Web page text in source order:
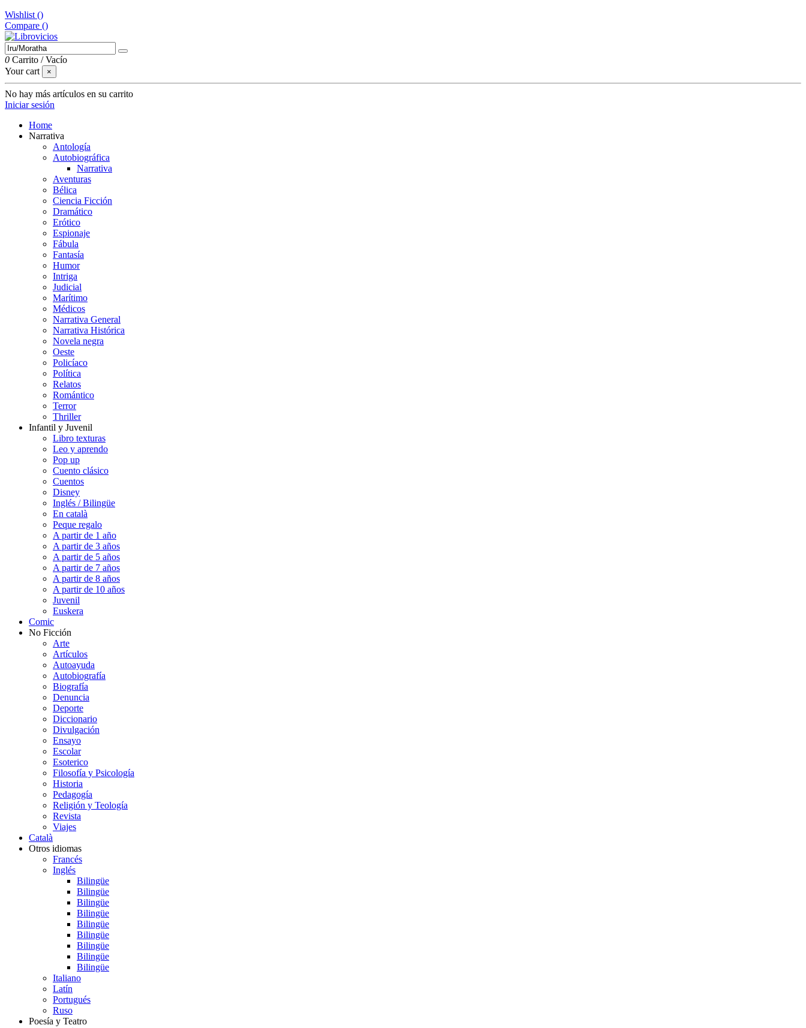
Wishlist ()
Compare ()
0 Carrito /Vacío
Your cart
×
No hay más artículos en su carrito
Iniciar sesión
Home
Narrativa
Antología
Autobiográfica
Narrativa
Aventuras
Bélica
Ciencia Ficción
Dramático
Erótico
Espionaje
Fábula
Fantasía
Humor
Intriga
Judicial
Marítimo
Médicos
Narrativa General
Narrativa Histórica
Novela negra
Oeste
Policíaco
Política
Relatos
Romántico
Terror
Thriller
Infantil y Juvenil
Libro texturas
Leo y aprendo
Pop up
Cuento clásico
Cuentos
Disney
Inglés / Bilingüe
En català
Peque regalo
A partir de 1 año
A partir de 3 años
A partir de 5 años
A partir de 7 años
A partir de 8 años
A partir de 10 años
Juvenil
Euskera
Comic
No Ficción
Arte
Artículos
Autoayuda
Autobiografía
Biografía
Denuncia
Deporte
Diccionario
Divulgación
Ensayo
Escolar
Esoterico
Filosofía y Psicología
Historia
Pedagogía
Religión y Teología
Revista
Viajes
Català
Otros idiomas
Francés
Inglés
Bilingüe
Bilingüe
Bilingüe
Bilingüe
Bilingüe
Bilingüe
Bilingüe
Bilingüe
Bilingüe
Italiano
Latín
Portugués
Ruso
Poesía y Teatro